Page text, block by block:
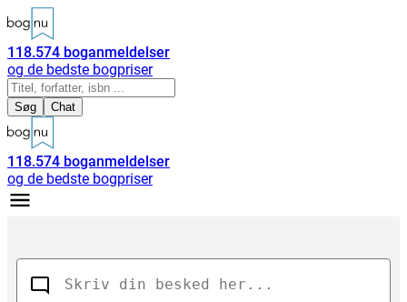
118.574 boganmeldelser
og de bedste bogpriser
Søg Chat
118.574 boganmeldelser
og de bedste bogpriser